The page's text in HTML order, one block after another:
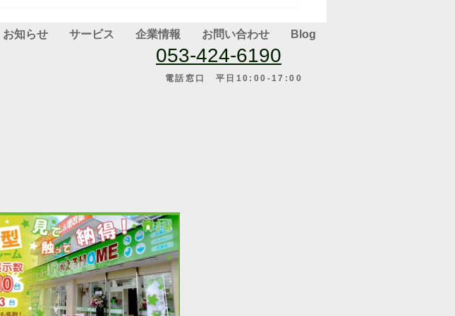
お知らせ サービス 企業情報 お問い合わせ Blog
053-424-6190
電話窓口 平日10:00-17:00